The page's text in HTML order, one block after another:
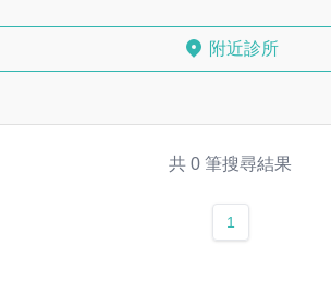
附近診所
共 0 筆搜尋結果
1